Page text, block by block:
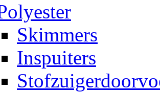
Skimmers
Inspuiters